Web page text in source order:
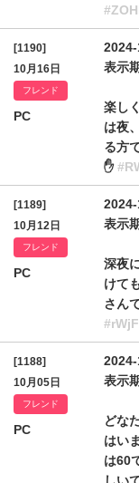
[1190]
10月16日
フレンド
PC
表示
楽し
は夜
る方
✋
[1189]
10月12日
フレンド
PC
表示
深夜
けて
さん
[1188]
10月05日
フレンド
PC
表示
どな
はい
は60